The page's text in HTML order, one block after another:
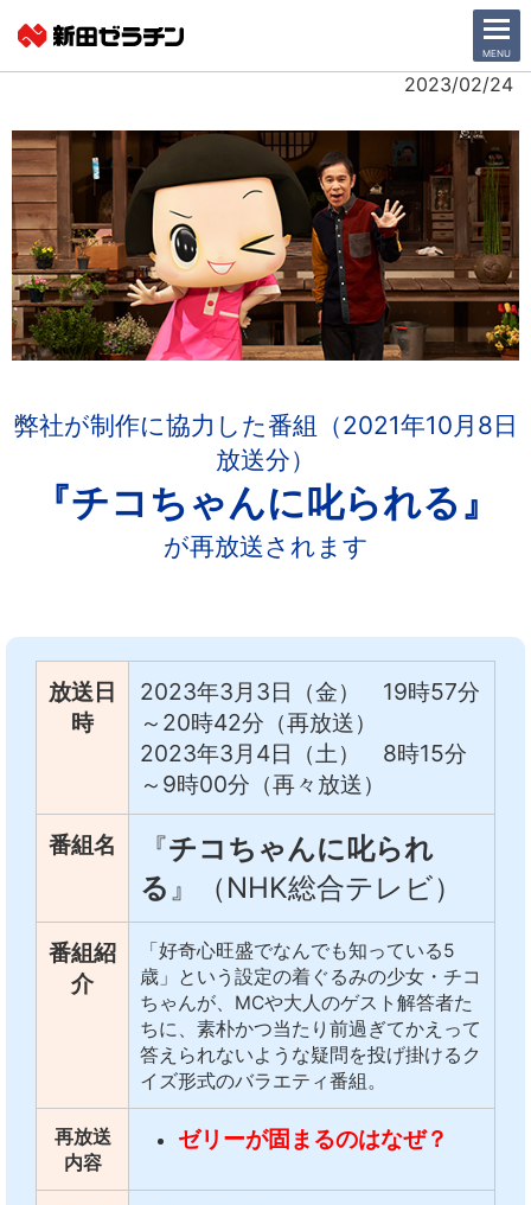
CLOSE
MENU
2023/02/24
弊社が制作に協力した番組（2021年10月8日
放送分）
『チコちゃんに叱られる』
が再放送されます
放送日
時
2023年3月3日（金） 19時57分
～20時42分（再放送）
2023年3月4日（土） 8時15分
～9時00分（再々放送）
番組名 『チコちゃんに叱られ
る』（NHK総合テレビ）
番組紹
介
「好奇心旺盛でなんでも知っている5
歳」という設定の着ぐるみの少女・チコ
ちゃんが、MCや大人のゲスト解答者た
ちに、素朴かつ当たり前過ぎてかえって
答えられないような疑問を投げ掛けるク
イズ形式のバラエティ番組。
再放送
内容
ゼリーが固まるのはなぜ？
ニュース一覧
会社情報
サステナビリティ
事業紹介
採用情報
日本語 English